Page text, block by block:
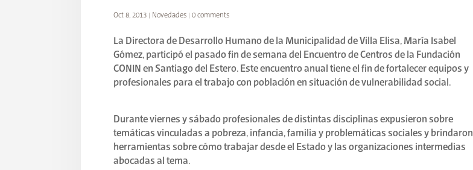
Oct 8, 2013 | Novedades |0 comments
La Directora de Desarrollo Humano de la Municipalidad de Villa Elisa, María Isabel
Gómez, participó el pasado fin de semana del Encuentro de Centros de la Fundación
CONIN en Santiago del Estero. Este encuentro anual tiene el fin de fortalecer equipos y
profesionales para el trabajo con población en situación de vulnerabilidad social.
Durante viernes y sábado profesionales de distintas disciplinas expusieron sobre
temáticas vinculadas a pobreza, infancia, familia y problemáticas sociales y brindaron
herramientas sobre cómo trabajar desde el Estado y las organizaciones intermedias
abocadas al tema.